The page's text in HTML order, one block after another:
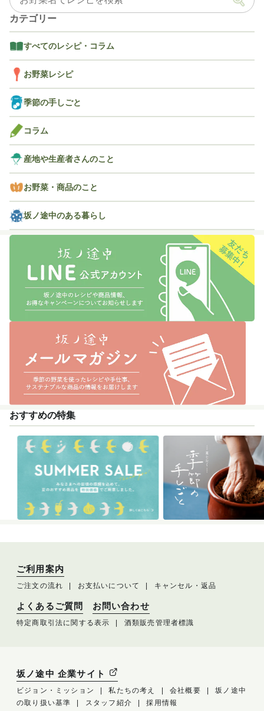
カテゴリー
すべてのレシピ・コラム
お野菜レシピ
季節の手しごと
コラム
産地や生産者さんのこと
お野菜・商品のこと
坂ノ途中のある暮らし
おすすめの特集
ご利用案内
ご注文の流れ お支払いについて キャンセル・返品
よくあるご質問 お問い合わせ
特定商取引法に関する表示 酒類販売管理者標識
坂ノ途中 企業サイト
ビジョン・ミッション 私たちの考え 会社概要
坂ノ途中
の取り扱い基準
スタッフ紹介 採用情報